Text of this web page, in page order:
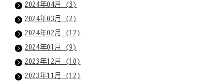
2024年04月 (3)
2024年03月 (2)
2024年02月 (12)
2024年01月 (9)
2023年12月 (10)
2023年11月 (12)